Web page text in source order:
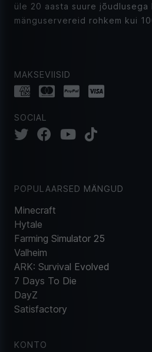
üle 20 aasta suure jõudlusega
mänguservereid rohkem kui
MAKSEVIISID
SOCIAL
POPULAARSED MÄNGUD
Minecraft
Hytale
Farming Simulator 25
Valheim
ARK: Survival Evolved
7 Days To Die
DayZ
Satisfactory
KONTO